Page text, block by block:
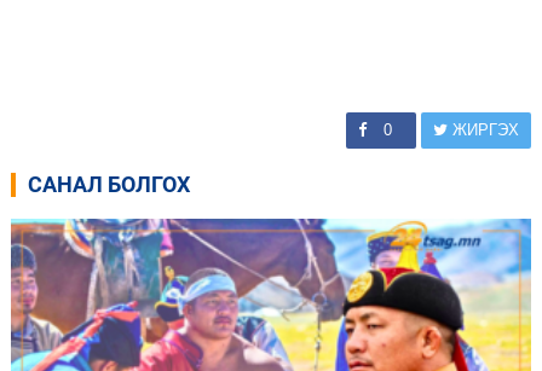
0 ЖИРГЭХ
САНАЛ БОЛГОХ